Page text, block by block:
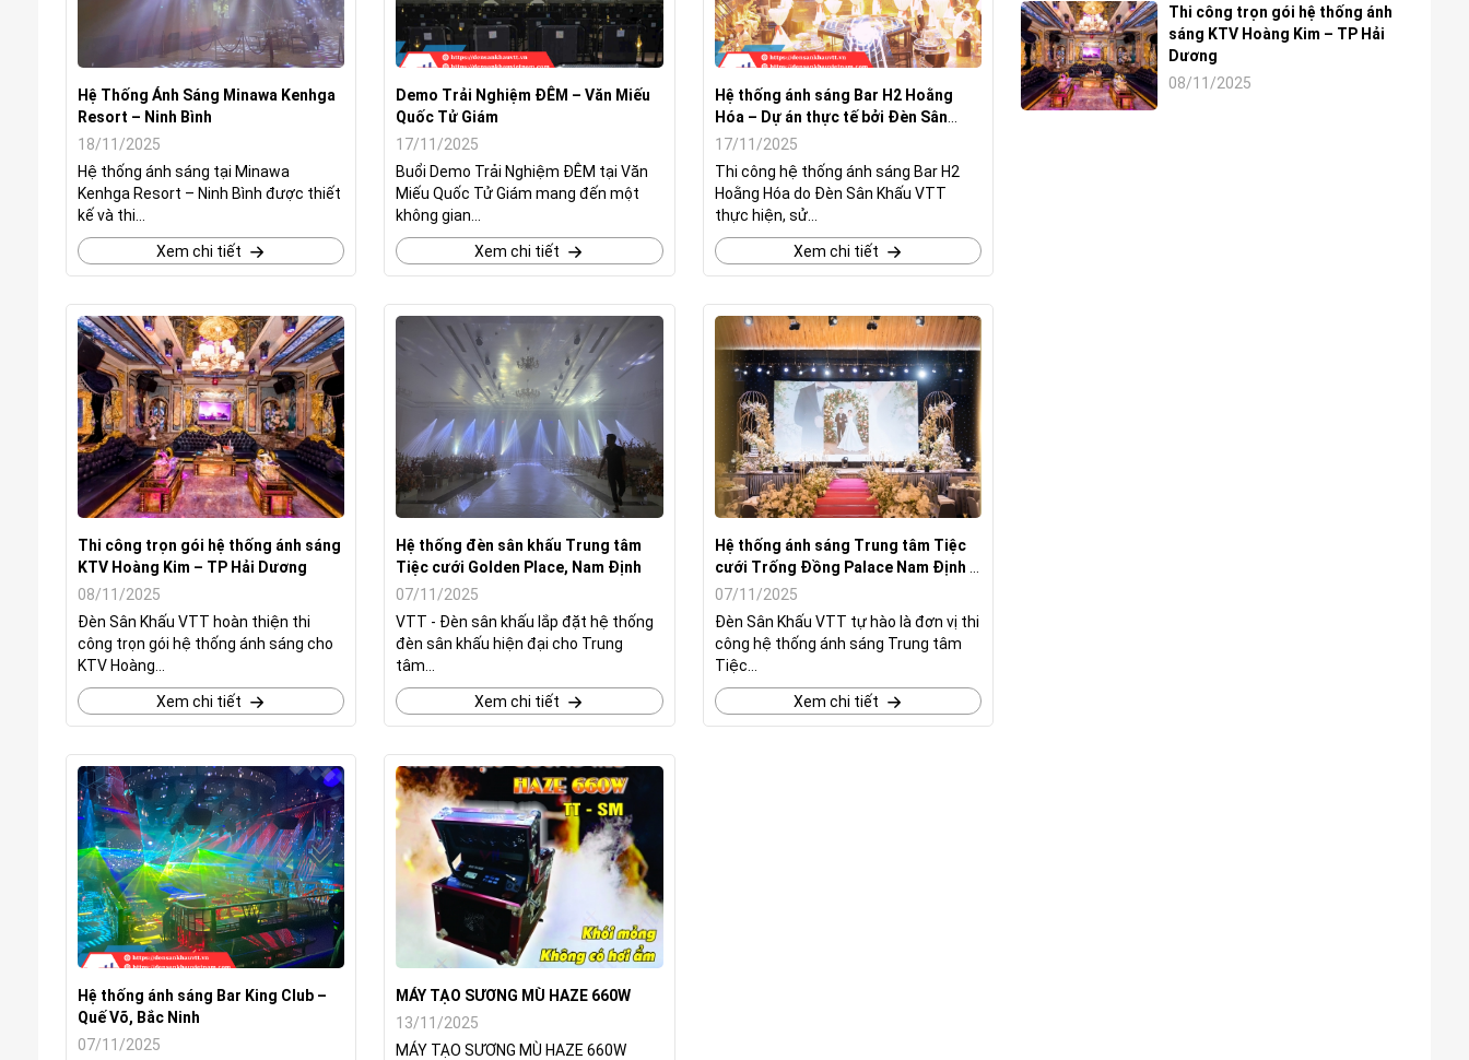
Hệ Thống Ánh Sáng Minawa Kenhga
Resort – Ninh Bình
18/11/2025
Hệ thống ánh sáng tại Minawa
Kenhga Resort – Ninh Bình được thiết
kế và thi...
Xem chi tiết
Demo Trải Nghiệm ĐÊM – Văn Miếu
Quốc Tử Giám
17/11/2025
Buổi Demo Trải Nghiệm ĐÊM tại Văn
Miếu Quốc Tử Giám mang đến một
không gian...
Xem chi tiết
Hệ thống ánh sáng Bar H2 Hoằng
Hóa – Dự án thực tế bởi Đèn Sân
Khấu VTT
17/11/2025
Thi công hệ thống ánh sáng Bar H2
Hoằng Hóa do Đèn Sân Khấu VTT
thực hiện, sử...
Xem chi tiết
Thi công trọn gói hệ thống ánh sáng
KTV Hoàng Kim – TP Hải Dương
08/11/2025
Đèn Sân Khấu VTT hoàn thiện thi
công trọn gói hệ thống ánh sáng cho
KTV Hoàng...
Xem chi tiết
Hệ thống đèn sân khấu Trung tâm
Tiệc cưới Golden Place, Nam Định
07/11/2025
VTT - Đèn sân khấu lắp đặt hệ thống
đèn sân khấu hiện đại cho Trung
tâm...
Xem chi tiết
Hệ thống ánh sáng Trung tâm Tiệc
cưới Trống Đồng Palace Nam Định –
Đẳng cấp & Sang trọng
07/11/2025
Đèn Sân Khấu VTT tự hào là đơn vị thi
công hệ thống ánh sáng Trung tâm
Tiệc...
Xem chi tiết
Hệ thống ánh sáng Bar King Club –
Quế Võ, Bắc Ninh
07/11/2025
MÁY TẠO SƯƠNG MÙ HAZE 660W
13/11/2025
MÁY TẠO SƯƠNG MÙ HAZE 660W
Thi công trọn gói hệ thống ánh
sáng KTV Hoàng Kim – TP Hải
Dương
08/11/2025